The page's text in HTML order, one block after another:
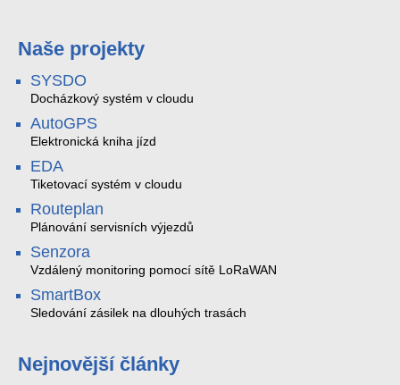
Naše projekty
SYSDO
Docházkový systém v cloudu
AutoGPS
Elektronická kniha jízd
EDA
Tiketovací systém v cloudu
Routeplan
Plánování servisních výjezdů
Senzora
Vzdálený monitoring pomocí sítě LoRaWAN
SmartBox
Sledování zásilek na dlouhých trasách
Nejnovější články